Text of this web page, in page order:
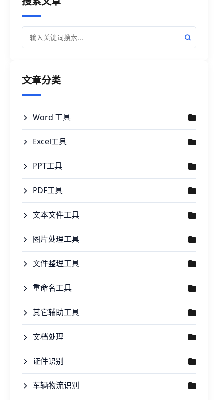
文章分类
Word 工具
Excel工具
PPT工具
PDF工具
文本文件工具
图片处理工具
文件整理工具
重命名工具
其它辅助工具
文档处理
证件识别
车辆物流识别